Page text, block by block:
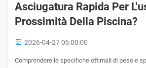
Asciugatura Rapida Per
Prossimità Della Piscina?
2026-04-27 06:00:00
Comprendere le specifiche ottimali di peso e